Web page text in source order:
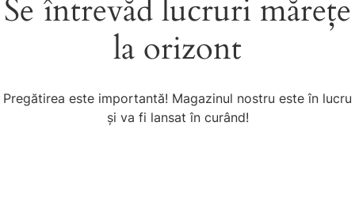
Se întrevăd lucruri mărețe
la orizont
Pregătirea este importantă! Magazinul nostru este în lucru
și va fi lansat în curând!